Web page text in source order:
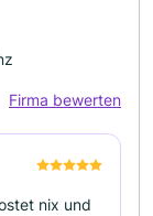
Firma bewerten
nix und